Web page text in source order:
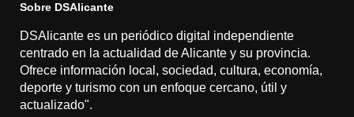
Sobre DSAlicante
DSAlicante es un periódico digital independiente
centrado en la actualidad de Alicante y su provincia.
Ofrece información local, sociedad, cultura, economía,
deporte y turismo con un enfoque cercano, útil y
actualizado".